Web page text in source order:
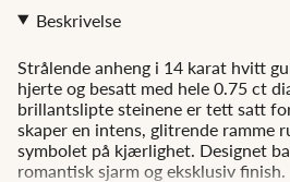
Beskrivelse
Strålende anheng i 14 karat hvitt
hjerte og besatt med hele 0.75 ct
brillantslipte steinene er tett satt
skaper en intens, glitrende ramme
symbolet på kjærlighet. Designet
romantisk sjarm og eksklusiv finish.